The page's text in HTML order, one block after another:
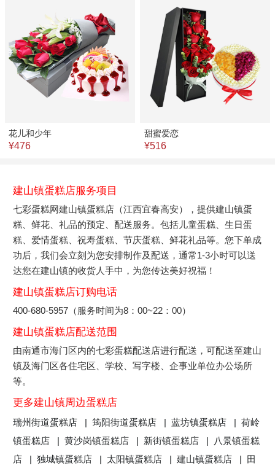
花儿和少年
¥476
甜蜜爱恋
¥516
建山镇蛋糕店服务项目
七彩蛋糕网建山镇蛋糕店（江西宜春高安），提供建山镇蛋
糕、鲜花、礼品的预定、配送服务。包括儿童蛋糕、生日蛋
糕、爱情蛋糕、祝寿蛋糕、节庆蛋糕、鲜花礼品等。您下单成
功后，我们会立刻为您安排制作及配送，通常1-3小时可以送
达您在建山镇的收货人手中，为您传达美好祝福！
建山镇蛋糕店订购电话
400-680-5957（服务时间为8：00~22：00）
建山镇蛋糕店配送范围
由南通市海门区内的七彩蛋糕配送店进行配送，可配送至建山
镇及海门区各住宅区、学校、写字楼、企事业单位办公场所
等。
更多建山镇周边蛋糕店
瑞州街道蛋糕店 |筠阳街道蛋糕店 |蓝坊镇蛋糕店 |荷岭
镇蛋糕店 |黄沙岗镇蛋糕店 | 新街镇蛋糕店 |
八景镇蛋糕
店 |独城镇蛋糕店 | 太阳镇蛋糕店 |建山镇蛋糕店 | 田